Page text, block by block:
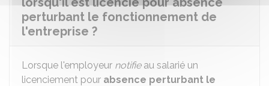
perturbant le fonctionnement de
l'entreprise ?
Lorsque l'employeur notifieau salarié un
licenciement pour absence perturbant le